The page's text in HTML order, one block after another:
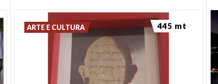
ARTE E CULTURA 445 mt